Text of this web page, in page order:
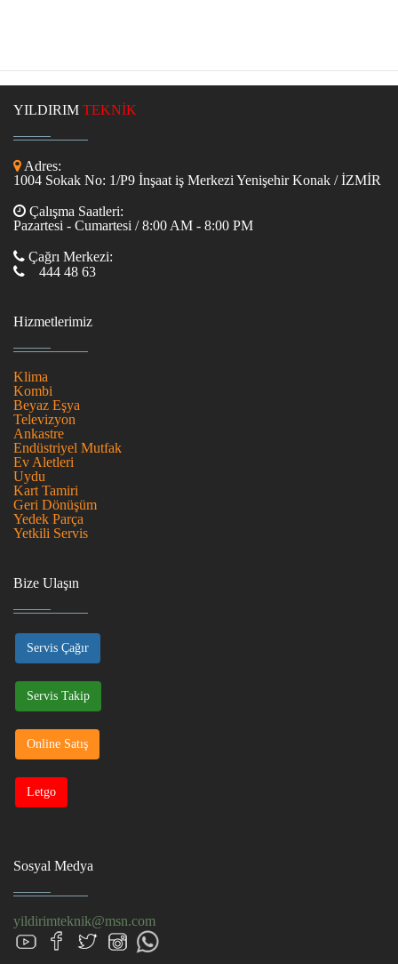
YILDIRIM TEKNİK
Adres:
1004 Sokak No: 1/P9 İnşaat iş Merkezi Yenişehir Konak / İZMİR
Çalışma Saatleri:
Pazartesi - Cumartesi / 8:00 AM - 8:00 PM
Çağrı Merkezi:
444 48 63
Hizmetlerimiz
Klima
Kombi
Beyaz Eşya
Televizyon
Ankastre
Endüstriyel Mutfak
Ev Aletleri
Uydu
Kart Tamiri
Geri Dönüşüm
Yedek Parça
Yetkili Servis
Bize Ulaşın
Servis Çağır
Servis Takip
Online Satış
Letgo
Sosyal Medya
yildirimteknik@msn.com